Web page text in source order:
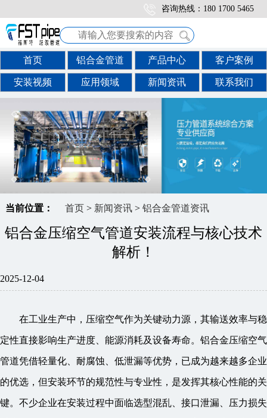
咨询热线：180 1700 5465
首页 铝合金管道 产品中心 客户案例
安装视频 应用领域 新闻资讯 联系我们
当前位置： 首页> 新闻资讯> 铝合金管道资讯
铝合金压缩空气管道安装流程与核心技术
解析！
2025-12-04
在工业生产中，压缩空气作为关键动力源，其输送效率与稳
定性直接影响生产进度、能源消耗及设备寿命。铝合金压缩空气
管道凭借轻量化、耐腐蚀、低泄漏等优势，已成为越来越多企业
的优选，但安装环节的规范性与专业性，是发挥其核心性能的关
键。不少企业在安装过程中面临选型混乱、接口泄漏、压力损失